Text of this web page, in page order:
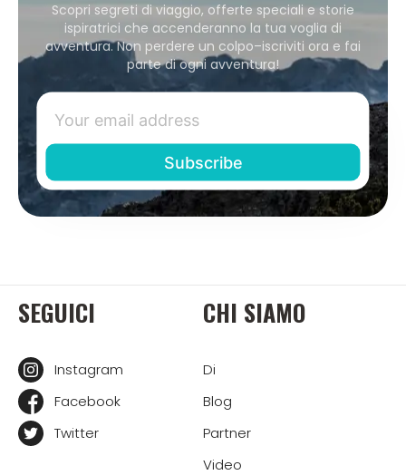
Scopri segreti di viaggio, offerte speciali e storie
ispiratrici che accenderanno la tua voglia di
avventura. Non perdere un colpo–iscriviti ora e fai
parte di ogni avventura!
SEGUICI
Instagram
Facebook
Twitter
CHI SIAMO
Di
Blog
Partner
Video